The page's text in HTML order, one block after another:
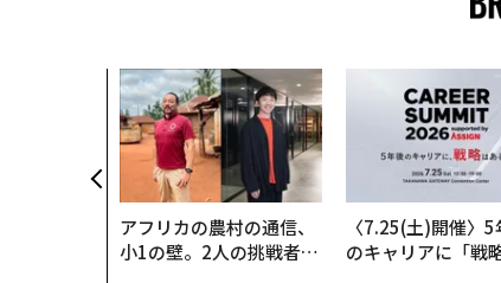
アフリカの農村の通信、
小1の壁。2人の挑戦者が
〈7.25(土)開催〉5
のキャリアに「戦